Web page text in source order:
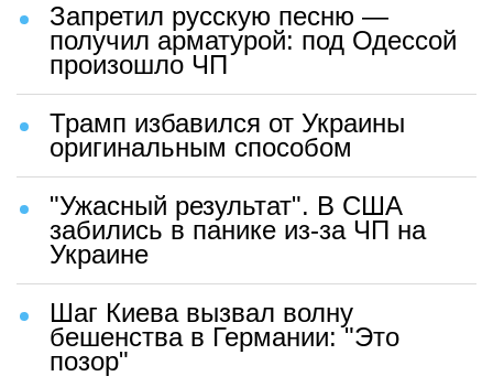
Запретил русскую песню —
получил арматурой: под Одессой
произошло ЧП
Трамп избавился от Украины
оригинальным способом
"Ужасный результат". В США
забились в панике из-за ЧП на
Украине
Шаг Киева вызвал волну
бешенства в Германии: "Это
позор"